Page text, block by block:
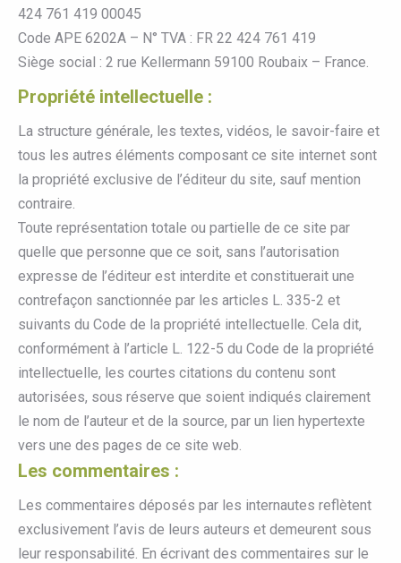
424 761 419 00045
Code APE 6202A – N° TVA : FR 22 424 761 419
Siège social : 2 rue Kellermann 59100 Roubaix – France.
Propriété intellectuelle :
La structure générale, les textes, vidéos, le savoir-faire et
tous les autres éléments composant ce site internet sont
la propriété exclusive de l’éditeur du site, sauf mention
contraire.
Toute représentation totale ou partielle de ce site par
quelle que personne que ce soit, sans l’autorisation
expresse de l’éditeur est interdite et constituerait une
contrefaçon sanctionnée par les articles L. 335-2 et
suivants du Code de la propriété intellectuelle. Cela dit,
conformément à l’article L. 122-5 du Code de la propriété
intellectuelle, les courtes citations du contenu sont
autorisées, sous réserve que soient indiqués clairement
le nom de l’auteur et de la source, par un lien hypertexte
vers une des pages de ce site web.
Les commentaires :
Les commentaires déposés par les internautes reflètent
exclusivement l’avis de leurs auteurs et demeurent sous
leur responsabilité. En écrivant des commentaires sur le